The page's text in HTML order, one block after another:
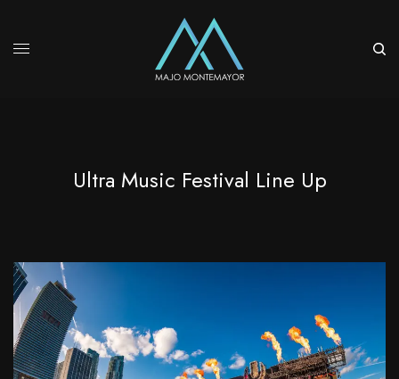
Ultra Music Festival Line Up